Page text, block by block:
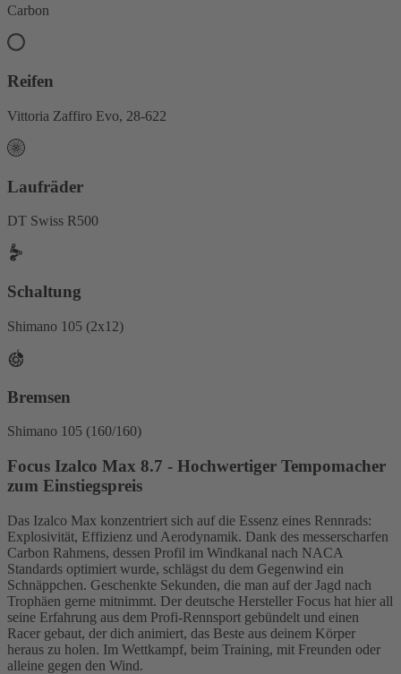
Carbon
Reifen
Vittoria Zaffiro Evo, 28-622
Laufräder
DT Swiss R500
Schaltung
Shimano 105 (2x12)
Bremsen
Shimano 105 (160/160)
Focus Izalco Max 8.7 - Hochwertiger Tempomacher
zum Einstiegspreis
Das Izalco Max konzentriert sich auf die Essenz eines Rennrads:
Explosivität, Effizienz und Aerodynamik. Dank des messerscharfen
Carbon Rahmens, dessen Profil im Windkanal nach NACA
Standards optimiert wurde, schlägst du dem Gegenwind ein
Schnäppchen. Geschenkte Sekunden, die man auf der Jagd nach
Trophäen gerne mitnimmt. Der deutsche Hersteller Focus hat hier all
seine Erfahrung aus dem Profi-Rennsport gebündelt und einen
Racer gebaut, der dich animiert, das Beste aus deinem Körper
heraus zu holen. Im Wettkampf, beim Training, mit Freunden oder
alleine gegen den Wind.